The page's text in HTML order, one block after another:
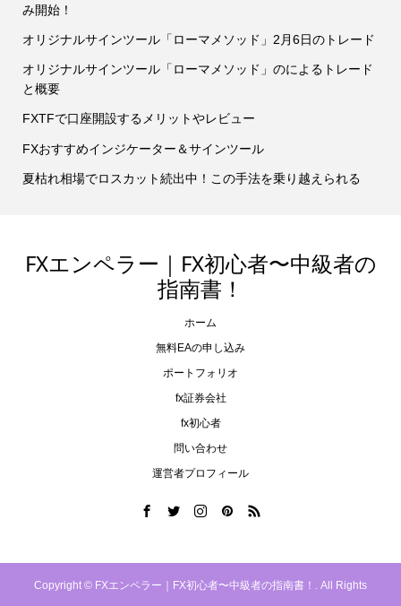
み開始！
オリジナルサインツール「ローマメソッド」2月6日のトレード
オリジナルサインツール「ローマメソッド」のによるトレード
と概要
FXTFで口座開設するメリットやレビュー
FXおすすめインジケーター＆サインツール
夏枯れ相場でロスカット続出中！この手法を乗り越えられる
FXエンペラー｜FX初心者〜中級者の
指南書！
ホーム
無料EAの申し込み
ポートフォリオ
fx証券会社
fx初心者
問い合わせ
運営者プロフィール
Copyright © FXエンペラー｜FX初心者〜中級者の指南書！. All Rights